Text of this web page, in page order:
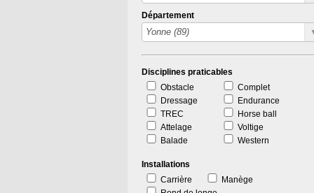
Département
Disciplines praticables
Obstacle
Dressage
TREC
Attelage
Balade
Complet
Endurance
Horse ball
Voltige
Western
Installations
Carrière
Manège